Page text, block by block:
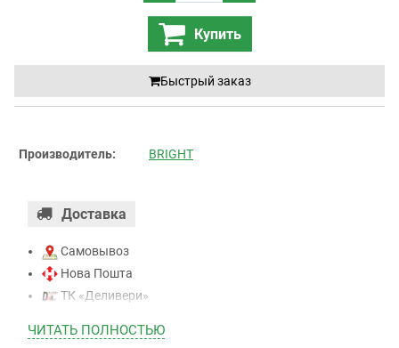
Купить
Быстрый заказ
Производитель: BRIGHT
Доставка
Самовывоз
Нова Пошта
ТК «Деливери»
ТК “Justin”
ЧИТАТЬ ПОЛНОСТЬЮ